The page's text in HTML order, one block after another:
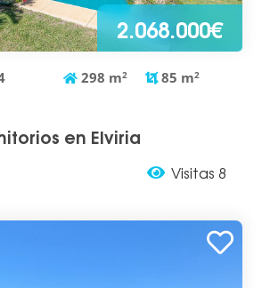
2.068.000€
298 m2 85 m2
en Elviria
Visitas 8